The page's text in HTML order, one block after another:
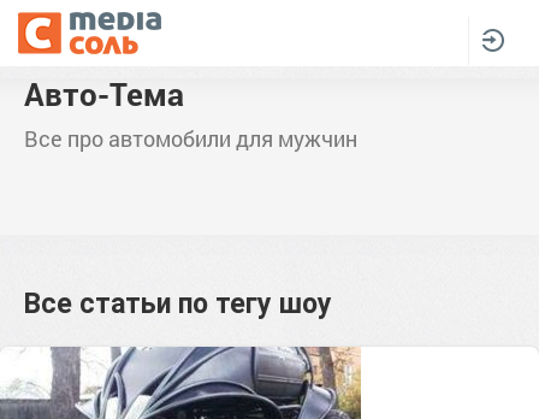
Авто-Тема
Все про автомобили для мужчин
Все статьи по тегу шоу